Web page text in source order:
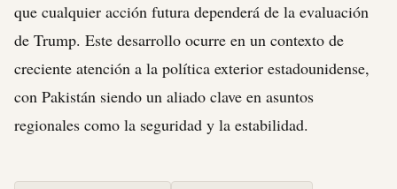
que cualquier acción futura dependerá de la evaluación
de Trump. Este desarrollo ocurre en un contexto de
creciente atención a la política exterior estadounidense,
con Pakistán siendo un aliado clave en asuntos
regionales como la seguridad y la estabilidad.